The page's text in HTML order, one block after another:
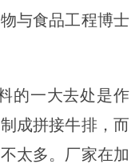
与食品工程博士
的一大去处是作
成拼接牛排，而
太多。厂家在加